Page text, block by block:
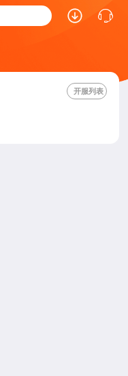
开服列表